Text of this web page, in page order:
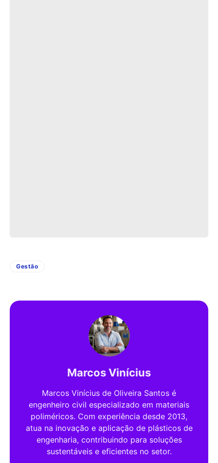
Gestão
Marcos Vinícius
Marcos Vinícius de Oliveira Santos é
engenheiro civil especializado em materiais
poliméricos. Com experiência desde 2013,
atua na inovação e aplicação de plásticos de
engenharia, contribuindo para soluções
sustentáveis e eficientes no setor.